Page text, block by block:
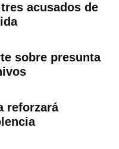
acusados de
sobre presunta
reforzará